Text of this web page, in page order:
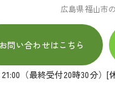
広島県福山市
お問い合わせはこちら
（最終受付20時30分